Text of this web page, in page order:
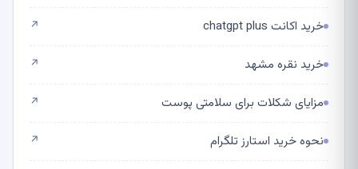
خرید اکانت chatgpt plus ↗
خرید نقره مشهد ↗
مزایای شکلات برای سلامتی پوست ↗
نحوه خرید استارز تلگرام ↗